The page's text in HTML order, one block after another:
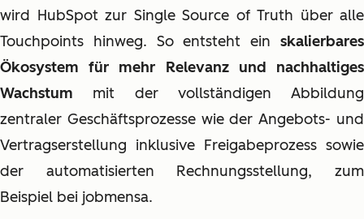
wird HubSpot zur Single Source of Truth über alle
Touchpoints hinweg. So entsteht ein skalierbares
Ökosystem für mehr Relevanz und nachhaltiges
Wachstum mit der vollständigen Abbildung
zentraler Geschäftsprozesse wie der Angebots- und
Vertragserstellung inklusive Freigabeprozess sowie
der automatisierten Rechnungsstellung, zum
Beispiel bei jobmensa.